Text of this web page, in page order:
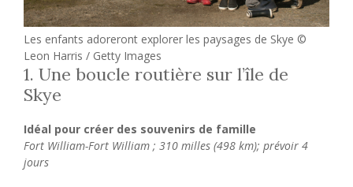
Les enfants adoreront explorer les paysages de Skye ©
Leon Harris / Getty Images
1. Une boucle routière sur l’île de
Skye
Idéal pour créer des souvenirs de famille
Fort William-Fort William ; 310 milles (498 km); prévoir 4
jours